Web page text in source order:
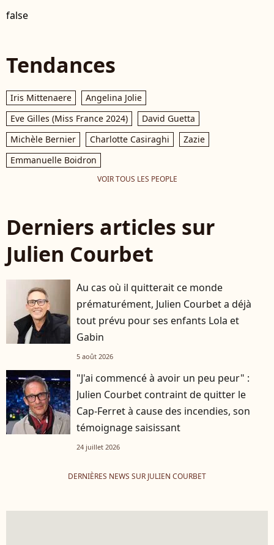
false
Tendances
Iris Mittenaere
Angelina Jolie
Eve Gilles (Miss France 2024)
David Guetta
Michèle Bernier
Charlotte Casiraghi
Zazie
Emmanuelle Boidron
VOIR TOUS LES PEOPLE
Derniers articles sur
Julien Courbet
Au cas où il quitterait ce monde
prématurément, Julien Courbet a déjà
tout prévu pour ses enfants Lola et
Gabin
5 août 2026
"J'ai commencé à avoir un peu peur" :
Julien Courbet contraint de quitter le
Cap-Ferret à cause des incendies, son
témoignage saisissant
24 juillet 2026
DERNIÈRES NEWS SUR JULIEN COURBET